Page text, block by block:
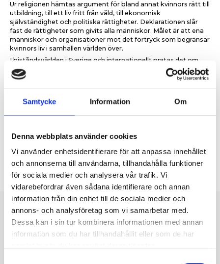
Samtycke Information Om
Denna webbplats använder cookies
Vi använder enhetsidentifierare för att anpassa innehållet
och annonserna till användarna, tillhandahålla funktioner
för sociala medier och analysera vår trafik. Vi
vidarebefordrar även sådana identifierare och annan
information från din enhet till de sociala medier och
annons- och analysföretag som vi samarbetar med.
Dessa kan i sin tur kombinera informationen med annan
information som du har tillhandahållit eller som de har
Ur religionen hämtas argument för bland annat kvinnors rätt till
utbildning, till ett liv fritt från våld, till ekonomisk
självständighet och politiska rättigheter. Deklarationen slår
fast de rättigheter som givits alla människor. Målet är att ena
människor och organisationer mot det förtryck som begränsar
kvinnors liv i samhällen världen över.
I biståndsvärlden i Sverige och internationellt pratas det om
vikten av att involvera religiösa aktörer – och som vi ser i
exemplet ovan så fungerar det. Men nu är det också dags att
gå från ord till handling och ge långsiktiga resurser och
fortsätta arbeta trosinspirerat för jämställdhet. Tillsammans
biståndsorganisationen Islamic Relief